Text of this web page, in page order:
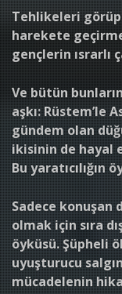
Tehlikeleri
harekete
gençlerin ısrarlı
Ve bütün
aşkı: Rüstem’le
gündem olan
ikisinin de hayal
Bu yaratıcılığın
Sadece konuşan
olmak için sıra
öyküsü. Şüpheli
uyuşturucu
mücadelenin